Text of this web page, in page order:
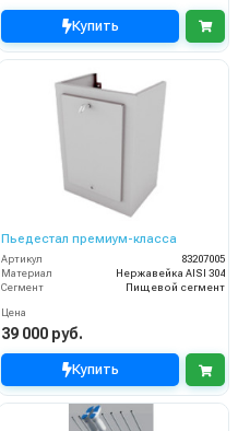
Купить
Пьедестал премиум-класса
Артикул
83207005
Материал
Нержавейка AISI 304
Сегмент
Пищевой сегмент
Цена
39 000 руб.
Купить